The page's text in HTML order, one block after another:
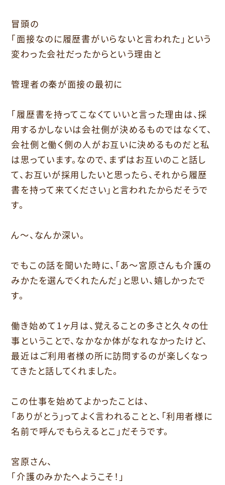
冒頭の
｢面接なのに履歴書がいらないと言われた｣という
変わった会社だったからという理由と
管理者の秦が面接の最初に
｢履歴書を持ってこなくていいと言った理由は、採
用するかしないは会社側が決めるものではなくて、
会社側と働く側の人がお互いに決めるものだと私
は思っています。なので、まずはお互いのこと話し
て、お互いが採用したいと思ったら、それから履歴
書を持って来てください」と言われたからだそうで
す。
ん〜、なんか深い。
でもこの話を聞いた時に、「あ〜宮原さんも介護の
みかたを選んでくれたんだ」と思い、嬉しかったで
す。
働き始めて1ヶ月は、覚えることの多さと久々の仕
事ということで、なかなか体がなれなかったけど、
最近はご利用者様の所に訪問するのが楽しくなっ
てきたと話してくれました。
この仕事を始めてよかったことは、
「ありがとう」ってよく言われることと、「利用者様に
名前で呼んでもらえるとこ」だそうです。
宮原さん、
｢介護のみかたへようこそ！」